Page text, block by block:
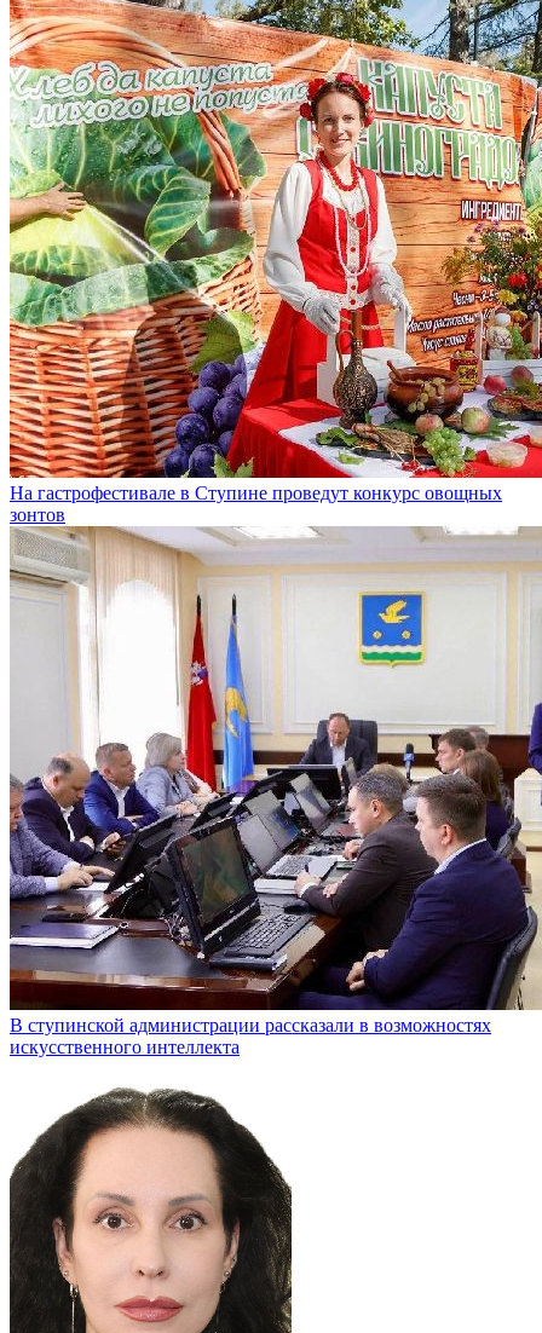
На гастрофестивале в Ступине проведут конкурс овощных
зонтов
В ступинской администрации рассказали в возможностях
искусственного интеллекта